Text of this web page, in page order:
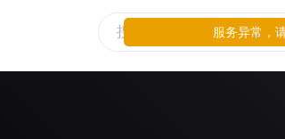
服务异常，